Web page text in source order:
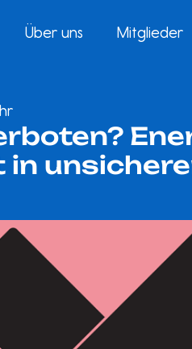
Über uns Mitglieder
in